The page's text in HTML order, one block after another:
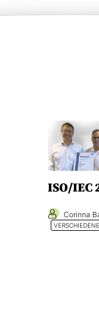
ISO/IEC
Corinna